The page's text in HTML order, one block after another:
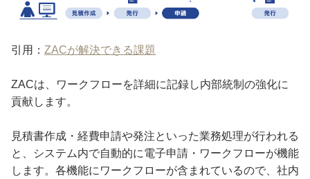
引用： ZACが解決できる課題
ZACは、ワークフローを詳細に記録し内部統制の強化に
貢献します。
見積書作成・経費申請や発注といった業務処理が行われる
と、システム内で自動的に電子申請・ワークフローが機能
します。各機能にワークフローが含まれているので、社内